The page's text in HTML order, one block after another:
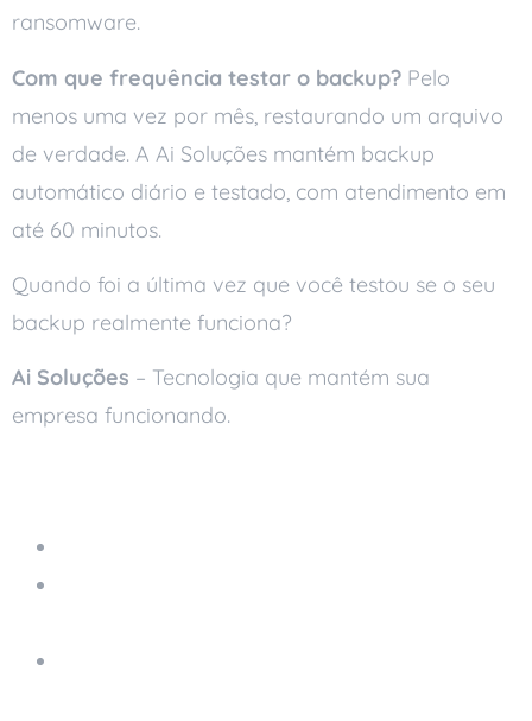
ransomware.
Com que frequência testar o backup? Pelo
menos uma vez por mês, restaurando um arquivo
de verdade. A Ai Soluções mantém backup
automático diário e testado, com atendimento em
até 60 minutos.
Quando foi a última vez que você testou se o seu
backup realmente funciona?
Ai Soluções – Tecnologia que mantém sua
empresa funcionando.